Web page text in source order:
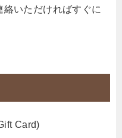
いただければすぐに
Card)